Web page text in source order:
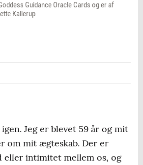
Guidance Oracle Cards og er af
Kallerup
Jeg er blevet 59 år og mit
om mit ægteskab. Der er
eller intimitet mellem os, og